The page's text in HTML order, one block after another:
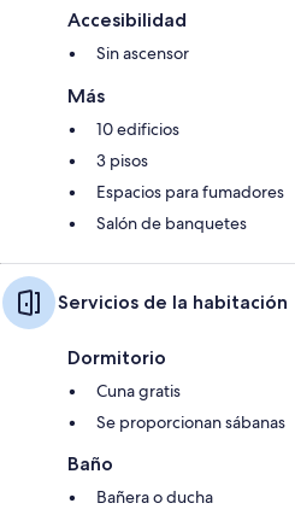
Accesibilidad
Sin ascensor
Más
10 edificios
3 pisos
Espacios para fumadores
Salón de banquetes
Servicios de la habitación
Dormitorio
Cuna gratis
Se proporcionan sábanas
Baño
Bañera o ducha